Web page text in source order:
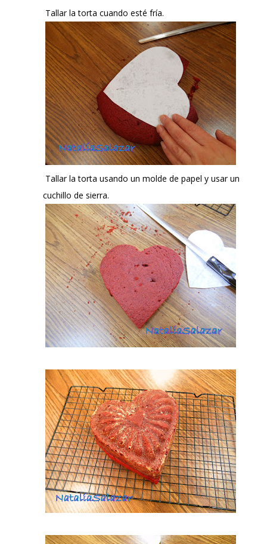
Tallar la torta cuando esté fría.
Tallar la torta usando un molde de papel y usar un
cuchillo de sierra.